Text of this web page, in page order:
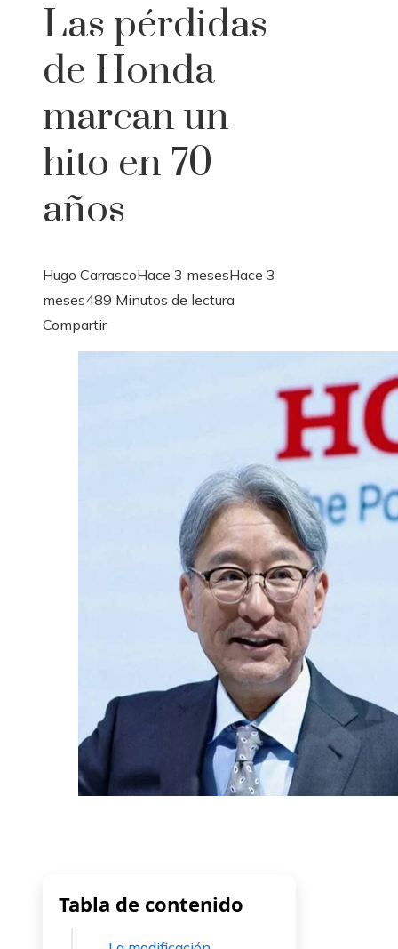
Las pérdidas
de Honda
marcan un
hito en 70
años
Hugo CarrascoHace 3 mesesHace 3
meses489 Minutos de lectura
Facebook
Twitter
LinkedIn
Pinterest
Stumbleupon
Email
Compartir
Tabla de contenido